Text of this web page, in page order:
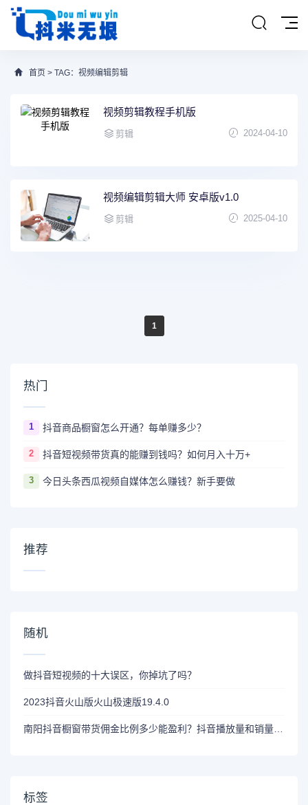
首页 > TAG：视频编辑剪辑
视频剪辑教程手机版
剪辑 2024-04-10
视频编辑剪辑大师 安卓版v1.0
剪辑 2025-04-10
1
热门
1 抖音商品橱窗怎么开通？每单赚多少？
2 抖音短视频带货真的能赚到钱吗？如何月入十万+
3 今日头条西瓜视频自媒体怎么赚钱？新手要做
推荐
随机
做抖音短视频的十大误区，你掉坑了吗？
2023抖音火山版火山极速版19.4.0
南阳抖音橱窗带货佣金比例多少能盈利？抖音播放量和销量有多少？
标签